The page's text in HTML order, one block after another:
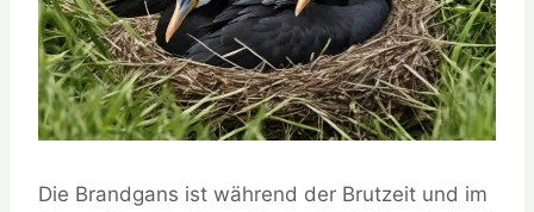
Die Brandgans ist während der Brutzeit und im